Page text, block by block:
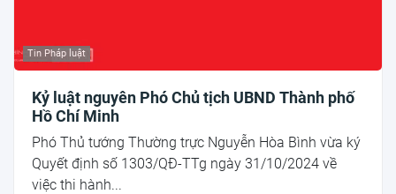
Tin Pháp luật
Kỷ luật nguyên Phó Chủ tịch UBND Thành phố
Hồ Chí Minh
Phó Thủ tướng Thường trực Nguyễn Hòa Bình vừa ký
Quyết định số 1303/QĐ-TTg ngày 31/10/2024 về
việc thi hành...